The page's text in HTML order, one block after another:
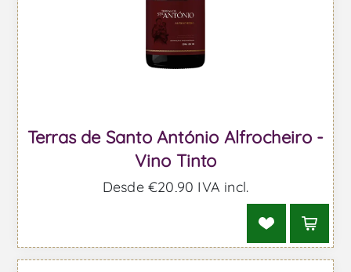
Terras de Santo António Alfrocheiro -
Vino Tinto
Desde €20,90 IVA incl.